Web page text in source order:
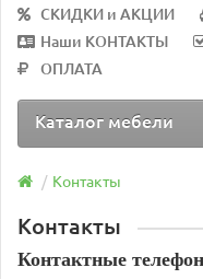
СКИДКИ и АКЦИИ
Наши КОНТАКТЫ
ОПЛАТА
Каталог мебели
Контакты
Контакты
Контактные